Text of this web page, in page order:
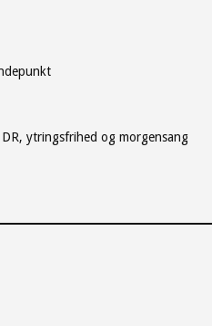
ytringsfrihed og morgensang